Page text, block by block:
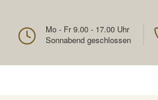
Mo - Fr 9.00 - 17.00 Uhr
Sonnabend geschlossen